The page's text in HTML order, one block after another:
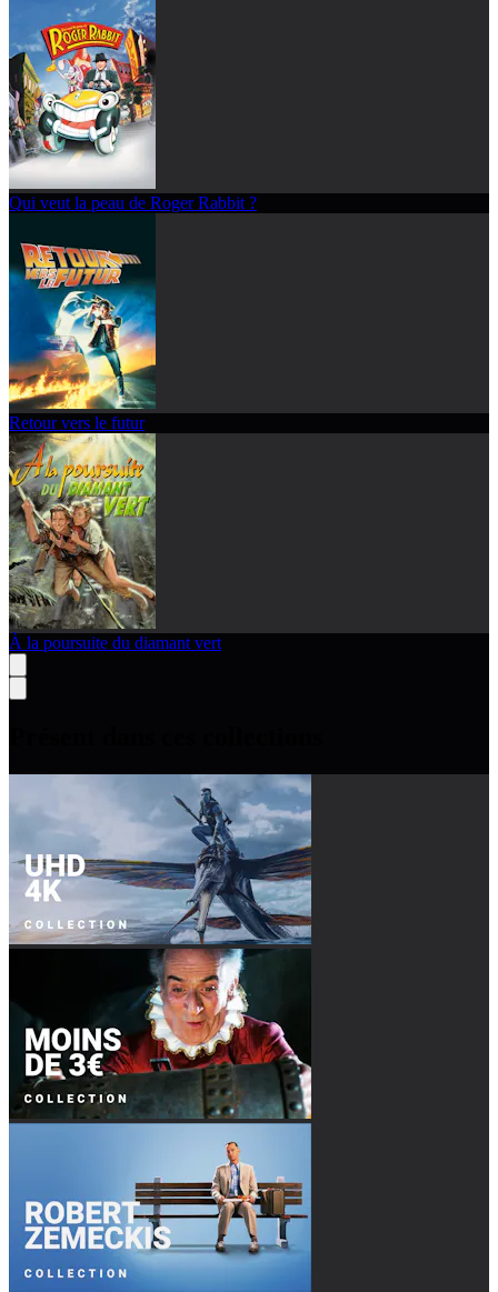
Qui veut la peau de Roger Rabbit ?
Retour vers le futur
À la poursuite du diamant vert